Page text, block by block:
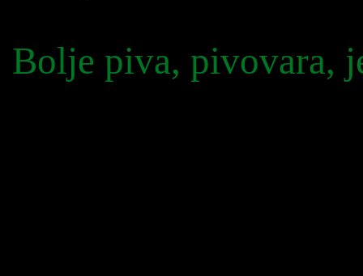
Bolje piva, pivovara,